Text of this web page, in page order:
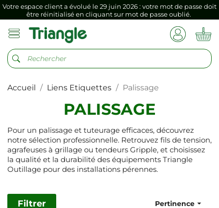
Si vous aviez mémorisé votre précédent mot de passe dans votre
navigateur internet, il doit être réenregistré à la première connexion
vers votre nouvel espace client.
Votre espace client a évolué le 29 juin 2026 : votre mot de passe doit
être réinitialisé en cliquant sur mot de passe oublié.
navigateur internet, il doit être réenregistré à la première connexion
vers votre nouvel espace client.
Accueil Liens Etiquettes Palissage
PALISSAGE
Pour un palissage et tuteurage efficaces, découvrez
notre sélection professionnelle. Retrouvez fils de tension,
agrafeuses à grillage ou tendeurs Gripple, et choisissez
la qualité et la durabilité des équipements Triangle
Outillage pour des installations pérennes.
Filtrer Pertinence